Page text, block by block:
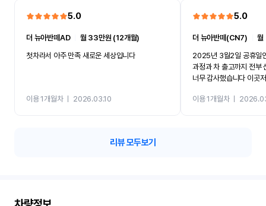
5.0
더 뉴아반떼ADㅣ 월 33만원 (12개월)
첫차라서 아주 만족 새로운 세상입니다
이용 1개월차ㅣ 2026.03.10
5.0
더 뉴아반떼(CN7) ㅣ월
2025년 3월2일 공휴일
과정과 차 출고까지 전부 신속하게 처리해주셔서
너무 감사했습니다 이곳
렴했고 매물올려놓은걸
이용 1개월차ㅣ
리뷰 모두보기